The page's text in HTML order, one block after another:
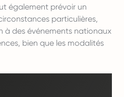
également prévoir un
particulières,
à des événements nationaux
bien que les modalités